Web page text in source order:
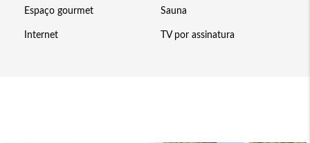
Espaço gourmet
Internet
Sauna
TV por assinatura